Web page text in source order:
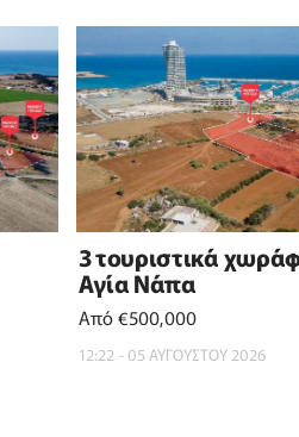
3 τουριστικά
Αγία Νάπα
Από €500,000
12:22 - 05 ΑΥΓΟΥΣΤΟΥ 2026